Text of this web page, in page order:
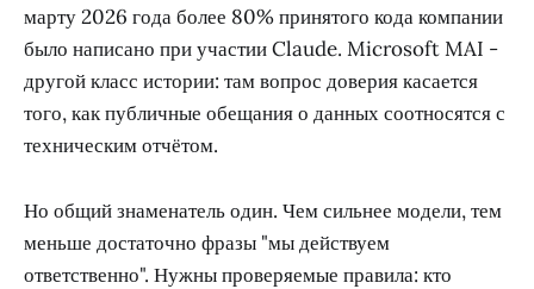
марту 2026 года более 80% принятого кода компании
было написано при участии Claude. Microsoft MAI -
другой класс истории: там вопрос доверия касается
того, как публичные обещания о данных соотносятся с
техническим отчётом.
Но общий знаменатель один. Чем сильнее модели, тем
меньше достаточно фразы "мы действуем
ответственно". Нужны проверяемые правила: кто